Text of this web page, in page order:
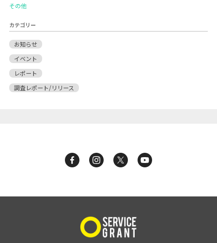
その他
カテゴリー
お知らせ
イベント
レポート
調査レポート/リリース